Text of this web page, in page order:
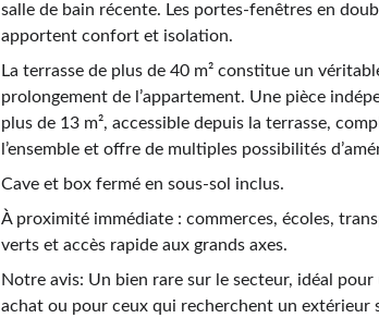
salle de bain récente. Les portes-fenêtres en
apportent confort et isolation.
La terrasse de plus de 40 m² constitue un
prolongement de l’appartement. Une pièce
plus de 13 m², accessible depuis la terrasse,
l’ensemble et offre de multiples possibilités
Cave et box fermé en sous-sol inclus.
À proximité immédiate : commerces, écoles,
verts et accès rapide aux grands axes.
Notre avis: Un bien rare sur le secteur, idéal
achat ou pour ceux qui recherchent un extérieur